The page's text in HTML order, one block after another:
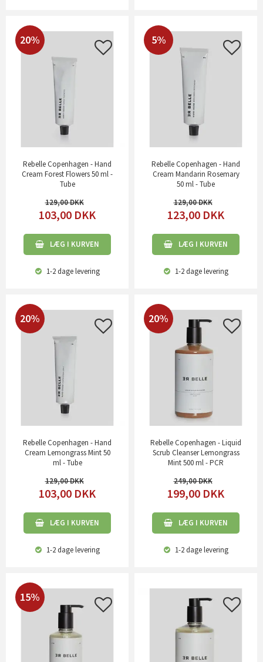
20%
Rebelle Copenhagen - Hand
Cream Forest Flowers 50 ml -
Tube
129,00
103,00 DKK
LÆG I KURVEN
1-2 dagelevering
5%
Rebelle Copenhagen - Hand
Cream Mandarin Rosemary
50 ml - Tube
129,00
123,00 DKK
LÆG I KURVEN
1-2 dagelevering
20%
Rebelle Copenhagen - Hand
Cream Lemongrass Mint 50
ml - Tube
129,00
103,00 DKK
LÆG I KURVEN
1-2 dagelevering
20%
Rebelle Copenhagen - Liquid
Scrub Cleanser Lemongrass
Mint 500 ml - PCR
249,00
199,00 DKK
LÆG I KURVEN
1-2 dagelevering
15%